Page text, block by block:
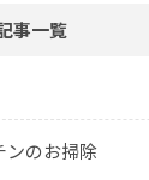
事一覧
ンのお掃除